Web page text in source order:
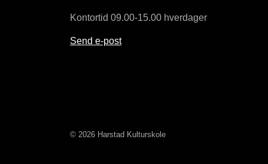
Kontortid 09.00-15.00 hverdager
Send e-post
© 2026 Harstad Kulturskole